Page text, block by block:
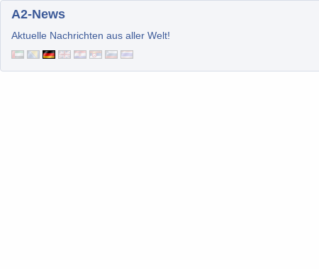
A2-News
Aktuelle Nachrichten aus aller Welt!